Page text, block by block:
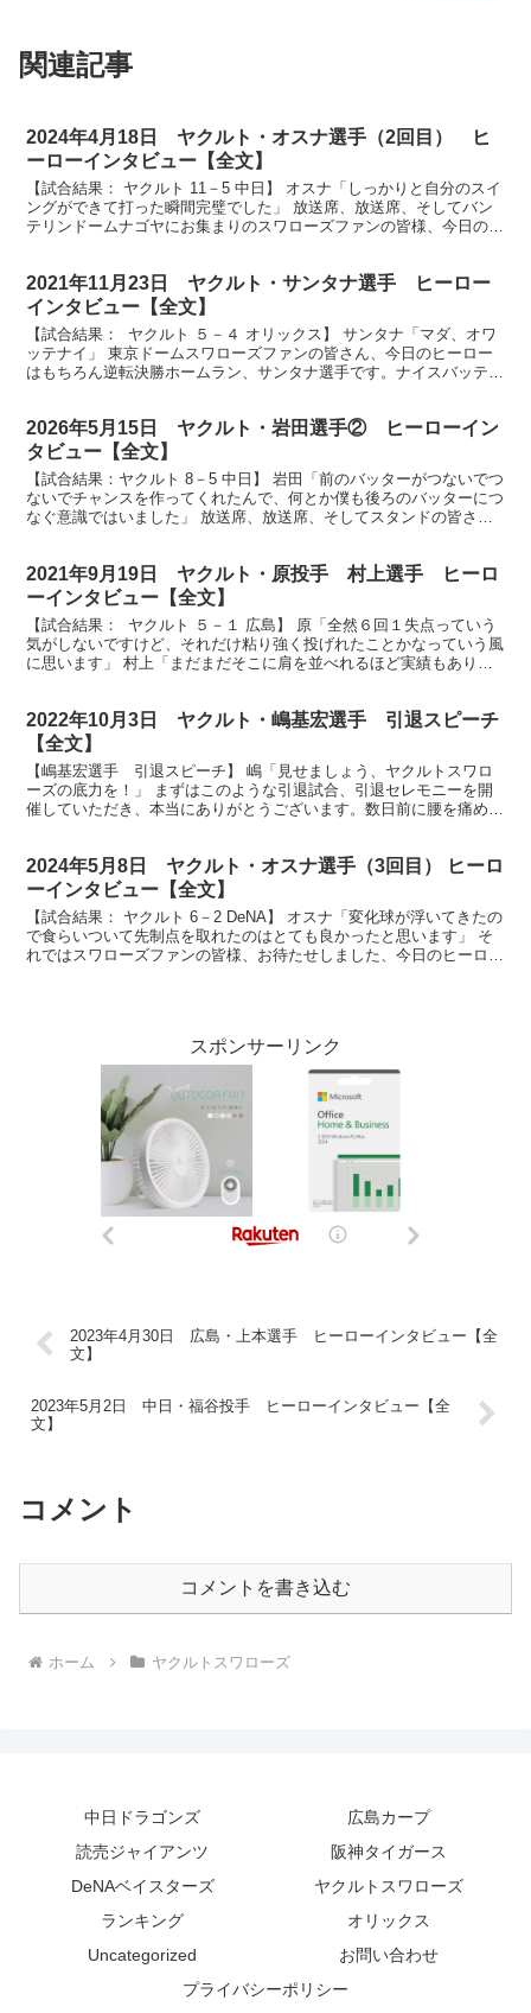
関連記事
2024年4月18日 ヤクルト・オスナ選手（2回目） ヒ
ーローインタビュー【全文】
【試合結果： ヤクルト 11－5 中日】 オスナ「しっかりと自分のスイ
ングができて打った瞬間完璧でした」 放送席、放送席、そしてバン
テリンドームナゴヤにお集まりのスワローズファンの皆様、今日のヒ
2021年11月23日 ヤクルト・サンタナ選手 ヒーロー
インタビュー【全文】
【試合結果： ヤクルト ５－４ オリックス】 サンタナ「マダ、オワ
ッテナイ」 東京ドームスワローズファンの皆さん、今日のヒーロー
はもちろん逆転決勝ホームラン、サンタナ選手です。ナイスバッティ
2026年5月15日 ヤクルト・岩田選手② ヒーローイン
タビュー【全文】
【試合結果：ヤクルト 8－5 中日】 岩田「前のバッターがつないでつ
ないでチャンスを作ってくれたんで、何とか僕も後ろのバッターにつ
なぐ意識ではいました」 放送席、放送席、そしてスタンドの皆さ
2021年9月19日 ヤクルト・原投手 村上選手 ヒーロ
ーインタビュー【全文】
【試合結果： ヤクルト ５－１ 広島】 原「全然６回１失点っていう
気がしないですけど、それだけ粘り強く投げれたことかなっていう風
に思います」 村上「まだまだそこに肩を並べれるほど実績もありま
2022年10月3日 ヤクルト・嶋基宏選手 引退スピーチ
【全文】
【嶋基宏選手 引退スピーチ】 嶋「見せましょう、ヤクルトスワロ
ーズの底力を！」 まずはこのような引退試合、引退セレモニーを開
催していただき、本当にありがとうございます。数日前に腰を痛めて
2024年5月8日 ヤクルト・オスナ選手（3回目） ヒーロ
ーインタビュー【全文】
【試合結果： ヤクルト 6－2 DeNA】 オスナ「変化球が浮いてきたの
で食らいついて先制点を取れたのはとても良かったと思います」 そ
れではスワローズファンの皆様、お待たせしました、今日のヒーロー
スポンサーリンク
2023年4月30日 広島・上本選手 ヒーローインタビュー【全
文】
2023年5月2日 中日・福谷投手 ヒーローインタビュー【全
文】
コメント
コメントを書き込む
ホーム ヤクルトスワローズ
中日ドラゴンズ
広島カープ
読売ジャイアンツ
阪神タイガース
DeNAベイスターズ
ヤクルトスワローズ
ランキング
オリックス
Uncategorized
お問い合わせ
プライバシーポリシー